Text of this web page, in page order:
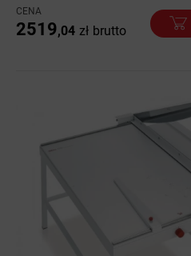
CENA
2519,04 zł brutto